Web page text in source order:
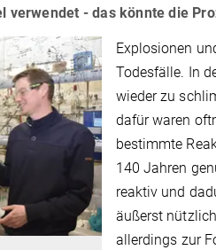
verwendet - das könnte die
Explosionen
Todesfälle. In
wieder zu
dafür waren
bestimmte
140 Jahren
reaktiv und
äußerst
allerdings zur